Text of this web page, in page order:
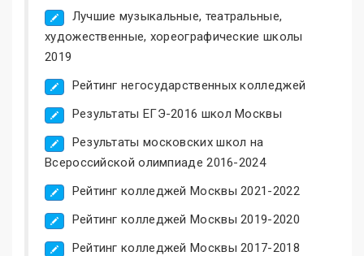
Лучшие музыкальные, театральные,
художественные, хореографические школы
2019
Рейтинг негосударственных колледжей
Результаты ЕГЭ-2016 школ Москвы
Результаты московских школ на
Всероссийской олимпиаде 2016-2024
Рейтинг колледжей Москвы 2021-2022
Рейтинг колледжей Москвы 2019-2020
Рейтинг колледжей Москвы 2017-2018